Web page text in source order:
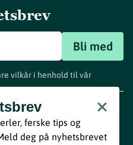
Bli med
vilkår i henhold til vår
ferske tips og
deg på nyhetsbrevet